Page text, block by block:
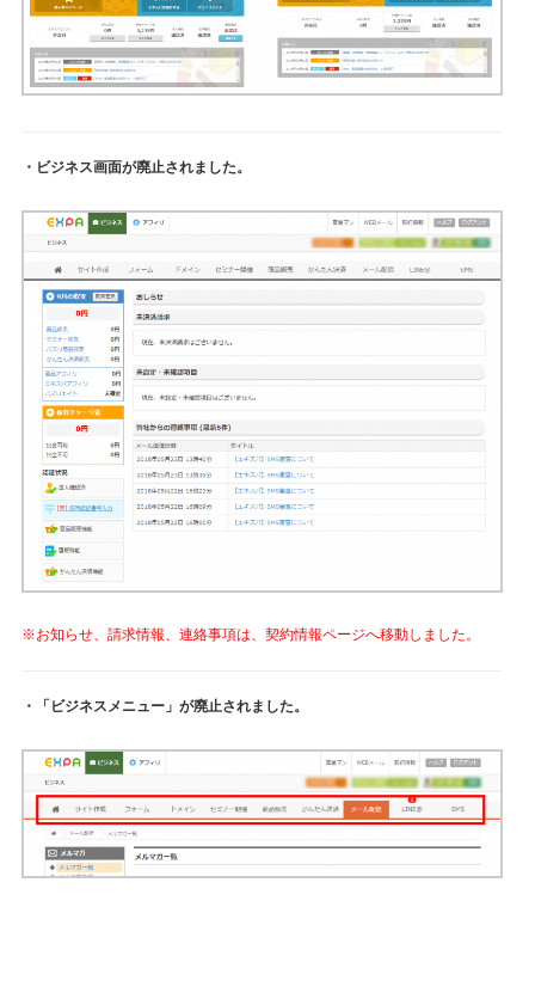
・ビジネス画面が廃止されました。
※お知らせ、請求情報、連絡事項は、契約情報ページへ移動しました。
・「ビジネスメニュー」が廃止されました。